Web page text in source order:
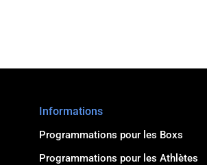
Informations
Programmations pour les Boxs
Programmations pour les Athlètes